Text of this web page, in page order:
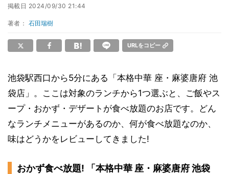
掲載日 2024/09/30 21:44
著者： 石田瑞樹
URLをコピー
池袋駅西口から5分にある「本格中華 座・麻婆唐府 池
袋店」。ここは対象のランチから1つ選ぶと、ご飯やス
ープ・おかず・デザートが食べ放題のお店です。どん
なランチメニューがあるのか、何が食べ放題なのか、
味はどうかをレビューしてきました!
おかず食べ放題! 「本格中華 座・麻婆唐府 池袋